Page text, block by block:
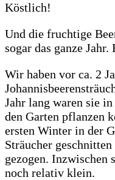
Köstlich!
Und die fruchtige
sogar das ganze
Wir haben vor ca. 2
Jahr lang waren sie
den Garten pflanzen
ersten Winter in der
Sträucher
gezogen. Inzwischen
noch relativ klein.